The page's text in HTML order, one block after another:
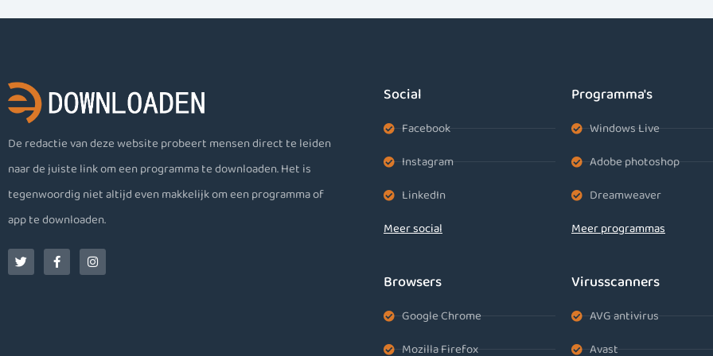
De redactie van deze website probeert mensen direct te leiden
naar de juiste link om een programma te downloaden. Het is
tegenwoordig niet altijd even makkelijk om een programma of
app te downloaden.
Social
Facebook
Instagram
LinkedIn
Meer social
Browsers
Google Chrome
Mozilla Firefox
Programma's
Windows Live
Adobe photoshop
Dreamweaver
Meer programmas
Virusscanners
AVG antivirus
Avast